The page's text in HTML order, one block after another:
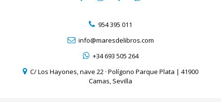
954 395 011
info@maresdelibros.com
+34 693 505 264
C/ Los Hayones, nave 22 · Polígono Parque Plata | 41900
Camas, Sevilla